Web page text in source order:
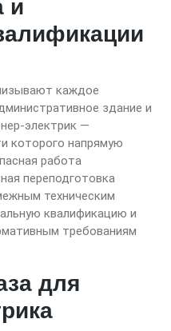
и
каждое
здание и
электрик —
которого напрямую
работа
переподготовка
техническим
квалификацию и
требованиям
для